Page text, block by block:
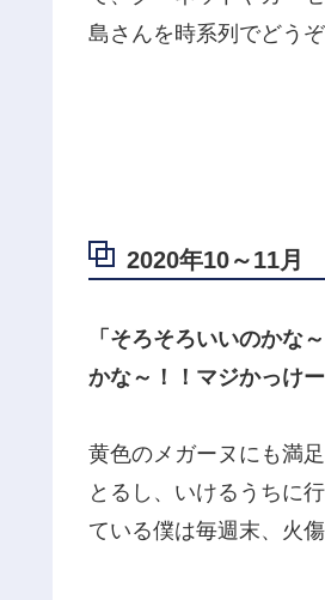
島さんを時系列でどうぞ
2020年10～11月
「そろそろいいのか
かな～！！マジかっけー
黄色のメガーヌにも満
とるし、いけるうちに
ている僕は毎週末、火